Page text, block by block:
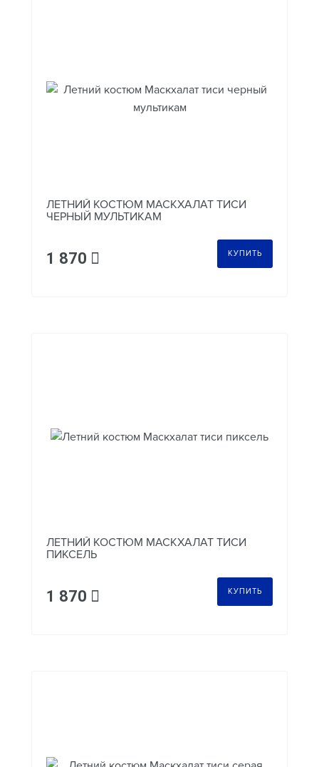
ЛЕТНИЙ КОСТЮМ МАСКХАЛАТ ТИСИ
ЧЕРНЫЙ МУЛЬТИКАМ
1 870 КУПИТЬ
ЛЕТНИЙ КОСТЮМ МАСКХАЛАТ ТИСИ
ПИКСЕЛЬ
1 870 КУПИТЬ